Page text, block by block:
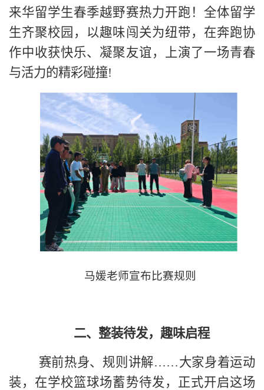
来华留学生春季越野赛热力开跑！全体留学
生齐聚校园，以趣味闯关为纽带，在奔跑协
作中收获快乐、凝聚友谊，上演了一场青春
与活力的精彩碰撞!
马媛老师宣布比赛规则
二、 整装待发，趣味启程
赛前热身、规则讲解……大家身着运动
装，在学校篮球场蓄势待发，正式开启这场